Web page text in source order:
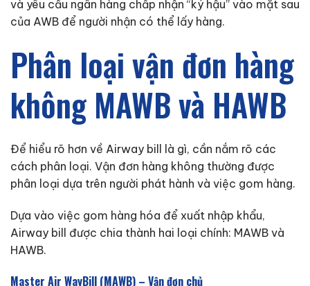
và yêu cầu ngân hàng chấp nhận “ký hậu” vào mặt sau
của AWB để người nhận có thể lấy hàng.
Phân loại vận đơn hàng
không MAWB và HAWB
Để hiểu rõ hơn về Airway bill là gì, cần nắm rõ các
cách phân loại. Vận đơn hàng không thường được
phân loại dựa trên người phát hành và việc gom hàng.
Dựa vào việc gom hàng hóa để xuất nhập khẩu,
Airway bill được chia thành hai loại chính: MAWB và
HAWB.
Master Air WayBill (MAWB) – Vận đơn chủ